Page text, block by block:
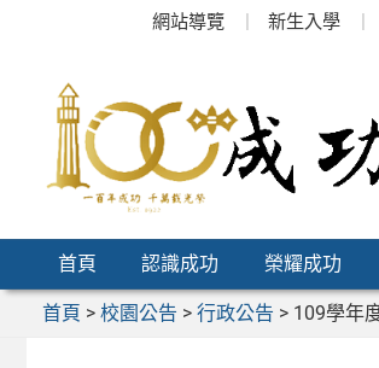
網站導覽 新生入學
首頁 認識成功 榮耀成功
首頁 > 校園公告 > 行政公告 > 109學年